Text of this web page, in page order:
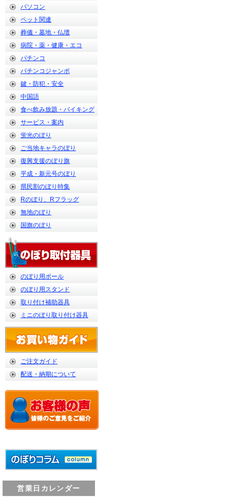
パソコン
ペット関連
葬儀・墓地・仏壇
病院・薬・健康・エコ
パチンコ
パチンコジャンボ
鍵・防犯・安全
中国語
食べ飲み放題・バイキング
サービス・案内
蛍光のぼり
ご当地キャラのぼり
復興支援のぼり旗
平成・新元号のぼり
県民割のぼり特集
Rのぼり、Rフラッグ
無地のぼり
国旗のぼり
のぼり用ポール
のぼり用スタンド
取り付け補助器具
ミニのぼり取り付け器具
ご注文ガイド
配送・納期について
営業日カレンダー